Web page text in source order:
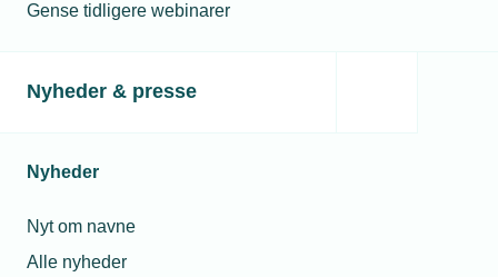
Gense tidligere webinarer
Nyheder & presse
Nyheder
Nyt om navne
Alle nyheder